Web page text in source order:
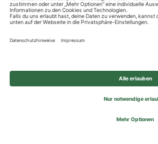
Privatsphäre-
© 2026 REWE Group - All